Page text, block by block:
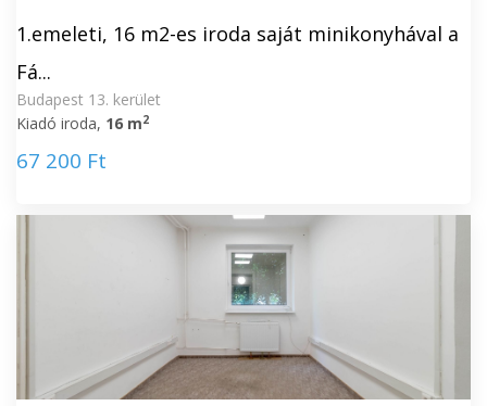
1.emeleti, 16 m2-es iroda saját minikonyhával a
Fá...
Budapest 13. kerület
Kiadó iroda, 16 m2
67 200 Ft